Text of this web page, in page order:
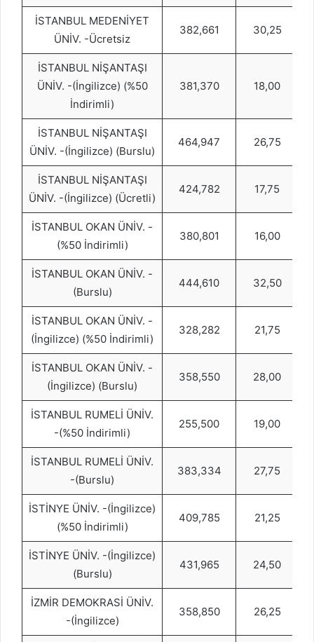
İSTANBUL MEDENİYET
ÜNİV. -Ücretsiz
382,661 30,25
İSTANBUL NİŞANTAŞI
ÜNİV. -(İngilizce) (%50
İndirimli)
381,370 18,00
İSTANBUL NİŞANTAŞI
ÜNİV. -(İngilizce) (Burslu)
464,947 26,75
İSTANBUL NİŞANTAŞI
ÜNİV. -(İngilizce) (Ücretli)
424,782 17,75
İSTANBUL OKAN ÜNİV. -
(%50 İndirimli)
380,801 16,00
İSTANBUL OKAN ÜNİV. -
(Burslu)
444,610 32,50
İSTANBUL OKAN ÜNİV. -
(İngilizce) (%50 İndirimli)
328,282 21,75
İSTANBUL OKAN ÜNİV. -
(İngilizce) (Burslu)
358,550 28,00
İSTANBUL RUMELİ ÜNİV.
-(%50 İndirimli)
255,500 19,00
İSTANBUL RUMELİ ÜNİV.
-(Burslu)
383,334 27,75
İSTİNYE ÜNİV. -(İngilizce)
(%50 İndirimli)
409,785 21,25
İSTİNYE ÜNİV. -(İngilizce)
(Burslu)
431,965 24,50
İZMİR DEMOKRASİ ÜNİV.
-(İngilizce)
358,850 26,25